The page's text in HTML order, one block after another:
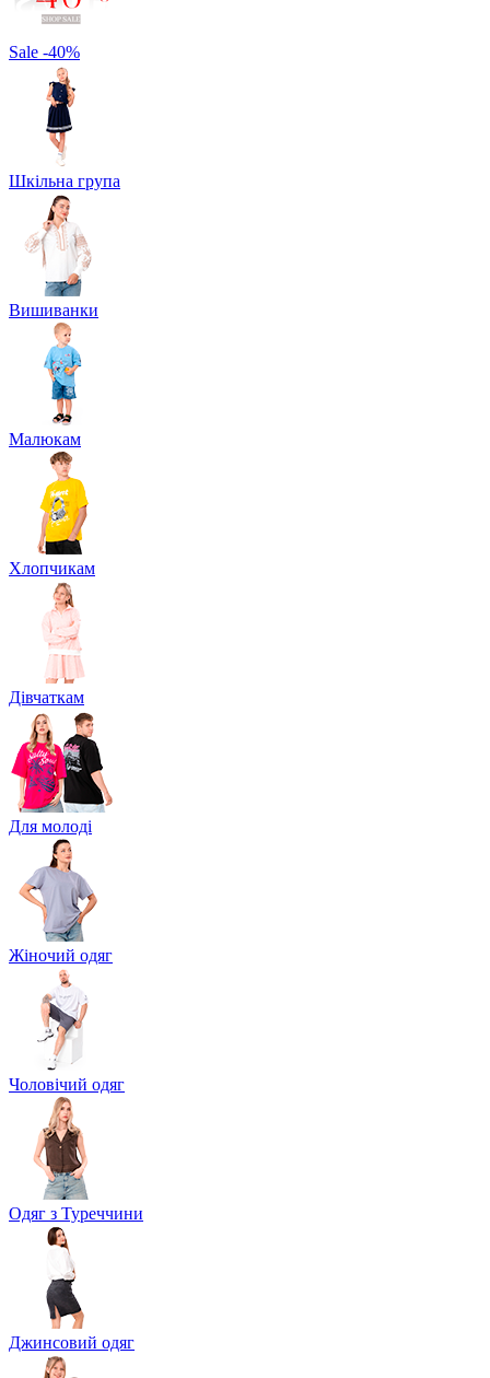
Sale -40%
Шкільна група
Вишиванки
Малюкам
Хлопчикам
Дівчаткам
Для молоді
Жіночий одяг
Чоловічий одяг
Одяг з Туреччини
Джинсовий одяг